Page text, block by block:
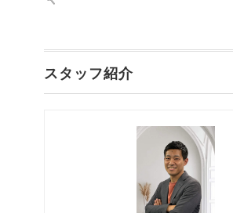
スタッフ紹介